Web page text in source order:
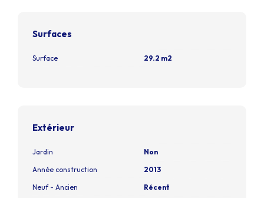
Surfaces
Surface 29.2 m2
Extérieur
Jardin
Non
Année construction
2013
Neuf - Ancien
Récent